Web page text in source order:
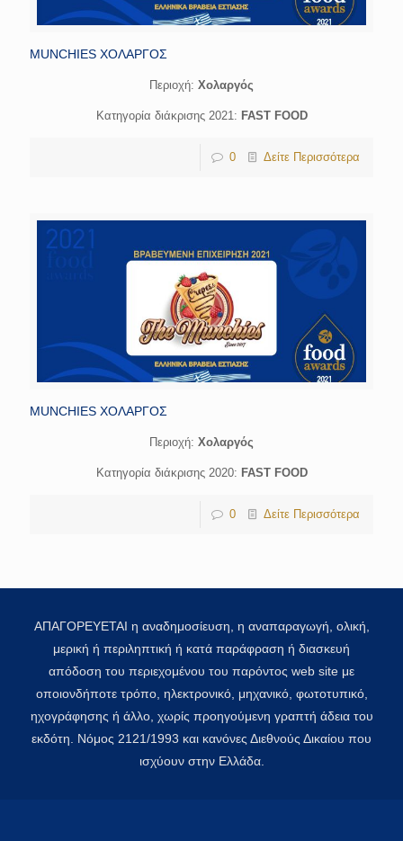
MUNCHIES ΧΟΛΑΡΓΟΣ
Περιοχή: Χολαργός
Κατηγορία διάκρισης 2021: FAST FOOD
0 Δείτε Περισσότερα
MUNCHIES ΧΟΛΑΡΓΟΣ
Περιοχή: Χολαργός
Κατηγορία διάκρισης 2020: FAST FOOD
0 Δείτε Περισσότερα
ΑΠΑΓΟΡΕΥΕΤΑΙ η αναδημοσίευση, η αναπαραγωγή, ολική,
μερική ή περιληπτική ή κατά παράφραση ή διασκευή
απόδοση του περιεχομένου του παρόντος web site με
οποιονδήποτε τρόπο, ηλεκτρονικό, μηχανικό, φωτοτυπικό,
ηχογράφησης ή άλλο, χωρίς προηγούμενη γραπτή άδεια του
εκδότη. Νόμος 2121/1993 και κανόνες Διεθνούς Δικαίου που
ισχύουν στην Ελλάδα.